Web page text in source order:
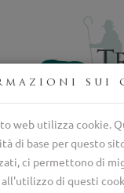
di selezione
sui
web utilizza cookie.
di base per questo
ci permettono di
all'utilizzo di questi